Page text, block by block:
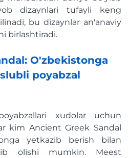
dizaynlari tufayli keng
bu dizaynlar an'anaviy
birlashtiradi.
O'zbekistonga
poyabzal
xudolar uchun
kim Ancient Greek Sandal
yetkazib berish bilan
olishi mumkin. Meest